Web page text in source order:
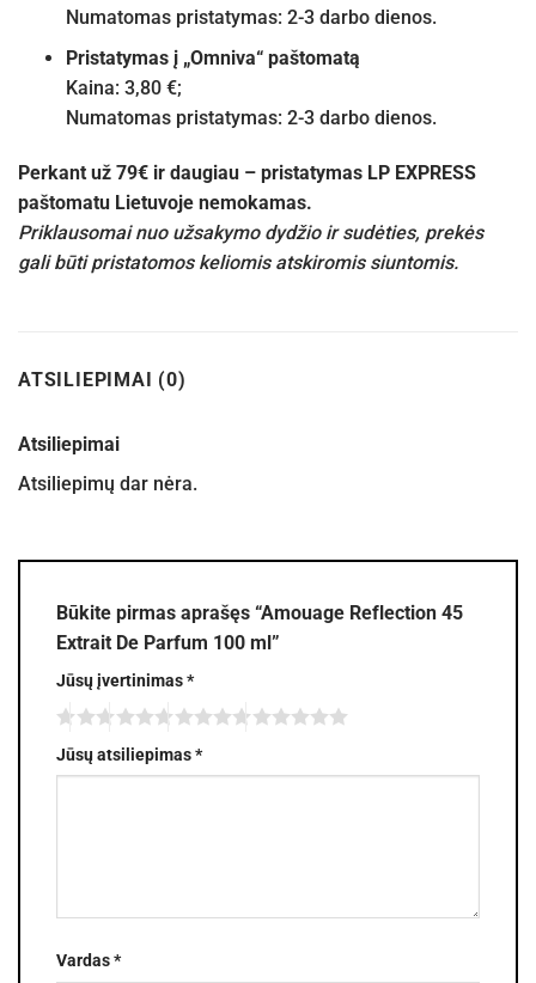
Numatomas pristatymas: 2-3 darbo dienos.
Pristatymas į „Omniva“ paštomatą
Kaina: 3,80 €;
Numatomas pristatymas: 2-3 darbo dienos.
Perkant už 79€ ir daugiau – pristatymas LP EXPRESS
paštomatu Lietuvoje nemokamas.
Priklausomai nuo užsakymo dydžio ir sudėties, prekės
gali būti pristatomos keliomis atskiromis siuntomis.
ATSILIEPIMAI (0)
Atsiliepimai
Atsiliepimų dar nėra.
Būkite pirmas aprašęs “Amouage Reflection 45
Extrait De Parfum 100 ml”
Jūsų įvertinimas*
Jūsų atsiliepimas*
Vardas*